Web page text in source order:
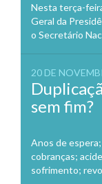
Nesta terça-
Geral da
o Secretário
20 DE
sem fim?
Anos de
cobranças;
sofrimento;